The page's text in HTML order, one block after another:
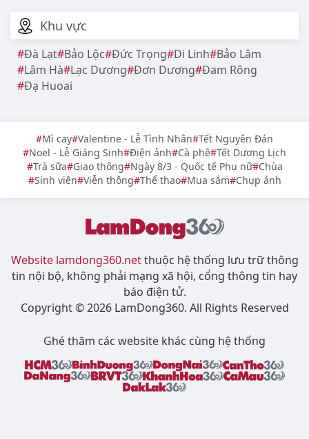
Khu vực
Đà Lạt Bảo Lộc Đức Trọng Di Linh Bảo Lâm
Lâm Hà Lạc Dương Đơn Dương Đam Rông
Đạ Huoai
Mì cay Valentine - Lễ Tình Nhân Tết Nguyên Đán
Noel - Lễ Giáng Sinh Điện ảnh Cà phê Tết Dương Lịch
Trà sữa Giao thông Ngày 8/3 - Quốc tế Phụ nữ Chùa
Sinh viên Viễn thông Thể thao Mua sắm Chụp ảnh
Website lamdong360.netthuộc hệ thống lưu trữ thông
tin nội bộ, không phải mạng xã hội, cổng thông tin hay
báo điện tử.
Copyright © 2026 LamDong360. All Rights Reserved
Ghé thăm các website khác cùng hệ thống